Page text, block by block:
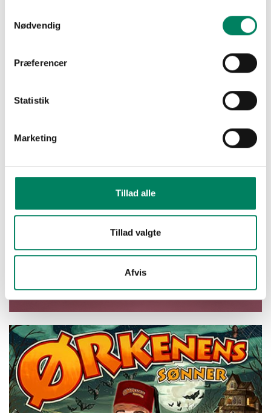
Nødvendig
Præferencer
Statistik
Marketing
Tillad alle
Tillad valgte
Afvis